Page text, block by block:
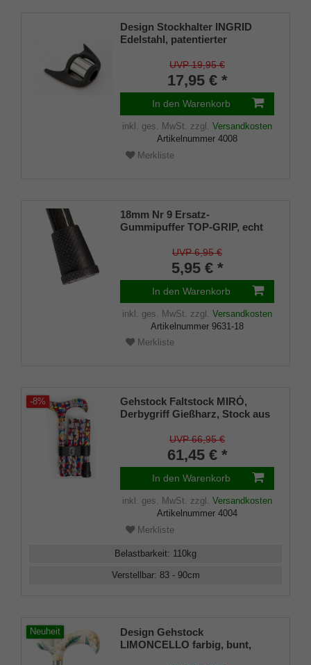
Design Stockhalter INGRID
Edelstahl, patentierter
(18 - 22mm), Weichgummi
UVP 19,95 €
17,95 € *
In den Warenkorb
inkl. ges. MwSt. zzgl. Versandkosten
Artikelnummer 4008
Merkliste
18mm Nr 9 Ersatz-
Gummipuffer TOP-GRIP, echt
UVP 6,95 €
5,95 € *
In den Warenkorb
inkl. ges. MwSt. zzgl. Versandkosten
Artikelnummer 9631-18
Merkliste
-8%
Gehstock Faltstock MIRÓ,
Derbygriff Gießharz, Stock aus
faltbar, inklusiv Schlankpuffer,
Halteklammer und Tasche.
UVP 66,95 €
61,45 € *
In den Warenkorb
inkl. ges. MwSt. zzgl. Versandkosten
Artikelnummer 4004
Merkliste
Belastbarkeit: 110kg
Verstellbar: 83 - 90cm
Neuheit
Design Gehstock
LIMONCELLO farbig, bunt,